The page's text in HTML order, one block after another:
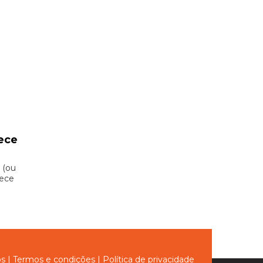
(ou
| Termos e condições | Política de privacidade